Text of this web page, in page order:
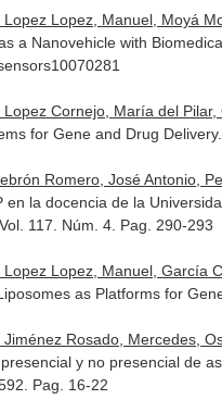
Lopez, Manuel, Moyá
a Nanovehicle with
Cornejo, María del
for Gene and Drug Delivery.
Romero, José Antonio,
en la docencia de la
Vol. 117. Núm. 4. Pag. 290-293
Lopez, Manuel, García
as Platforms for
Rosado, Mercedes,
y no presencial de
Pag. 16-22